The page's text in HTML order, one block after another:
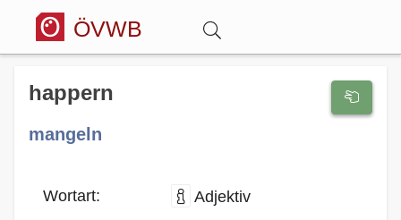
ÖVWB
Wörterbuch
Hitparade
happern
mangeln
Wortart:
Adjektiv